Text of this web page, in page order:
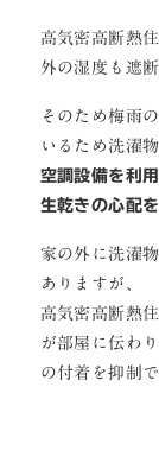
高気密高断熱
外の湿度も遮断
そのため梅雨
いるため洗濯
空調設備を利
生乾きの心配
家の外に洗濯
ありますが、
高気密高断熱
が部屋に伝わ
の付着を抑制で